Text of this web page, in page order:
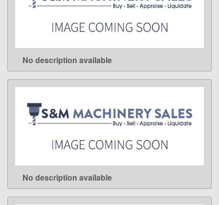
LEARN MORE
No description available
LEARN MORE
No description available